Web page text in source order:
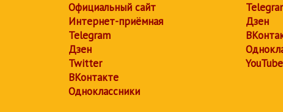
Официальный сайт
Интернет-приёмная
Telegram
Дзен
Twitter
ВКонтакте
Одноклассники
Дзен
YouTube